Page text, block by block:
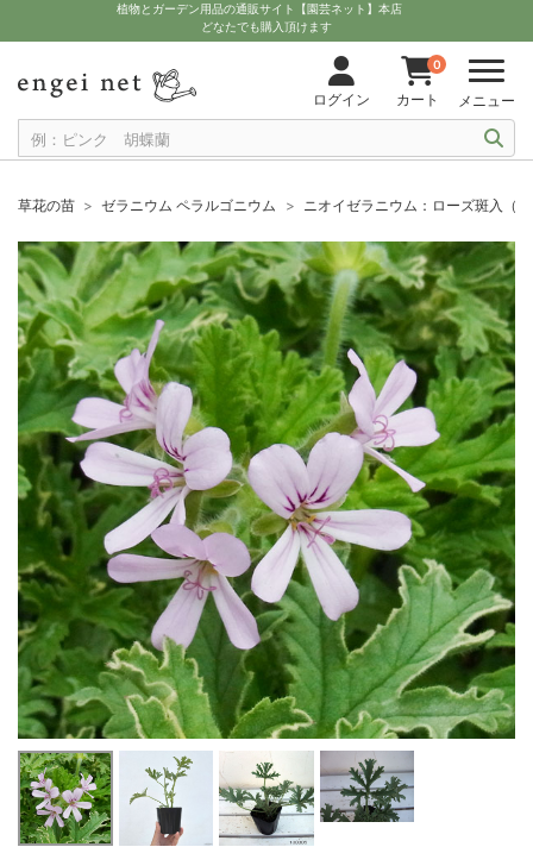
植物とガーデン用品の通販サイト【園芸ネット】本店
どなたでも購入頂けます
ログイン
0
カート メニュー
草花の苗 ゼラニウム ペラルゴニウム ニオイゼラニウム：ローズ斑入（